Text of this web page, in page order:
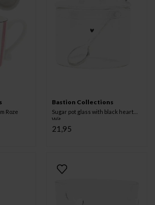
Roze
Bastion Collections
Sugar pot glass with black heart
Wit
21,95